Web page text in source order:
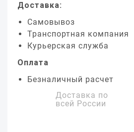
Доставка:
Самовывоз
Транспортная компания
Курьерская служба
Оплата
Безналичный расчет
Доставка по
всей России